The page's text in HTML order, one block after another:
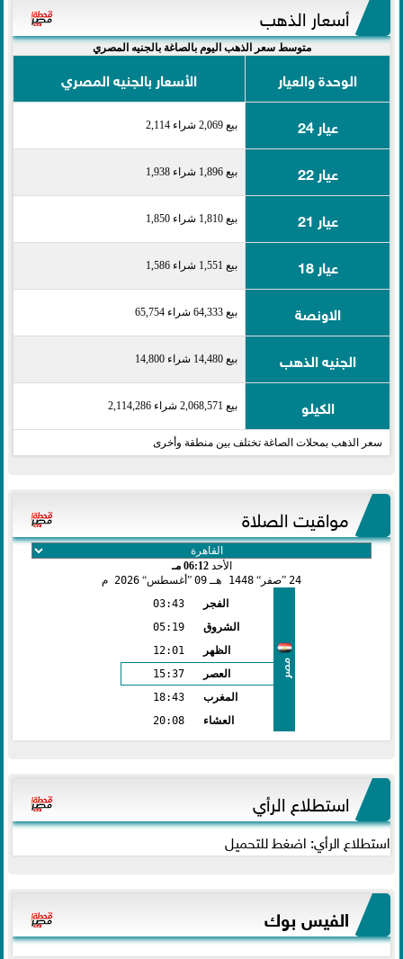
أسعار الذهب
متوسط سعر الذهب اليوم بالصاغة بالجنيه المصري
الوحدة والعيار
الأسعار بالجنيه المصري
عيار 24
بيع 2,069 شراء 2,114
عيار 22 بيع 1,896 شراء 1,938
عيار 21 بيع 1,810 شراء 1,850
عيار 18 بيع 1,551 شراء 1,586
الاونصة بيع 64,333 شراء 65,754
الجنيه الذهب بيع 14,480 شراء 14,800
الكيلو بيع 2,068,571 شراء 2,114,286
سعر الذهب بمحلات الصاغة تختلف بين منطقة وأخرى
مواقيت الصلاة
الأحد06:12 مـ
24 صفر 1448 هـ 09 أغسطس 2026 م
مصر
الفجر
03:43
الشروق
05:19
الظهر
12:01
العصر
15:37
المغرب
18:43
العشاء
20:08
استطلاع الرأي
استطلاع الرأي: اضغط للتحميل
الفيس بوك